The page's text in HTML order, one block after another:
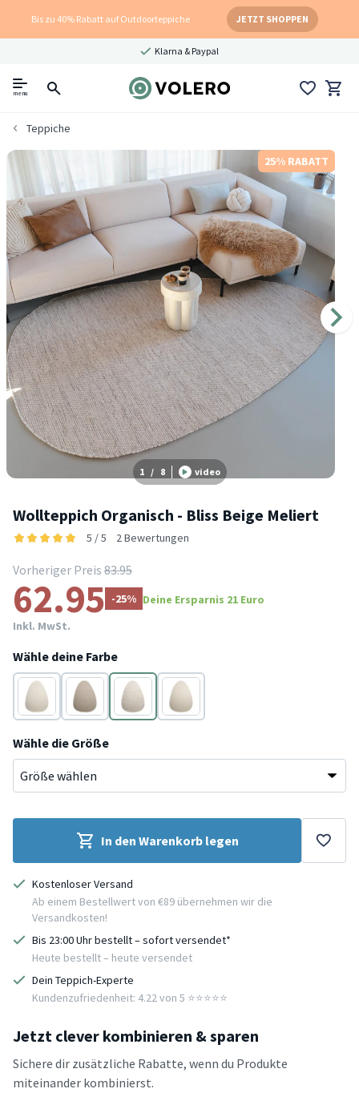
Bis zu 40% Rabatt auf Outdoorteppiche JETZT SHOPPEN
Klarna & Paypal
menu
Teppiche
25% RABATT
1 / 8 video
Wollteppich Organisch - Bliss Beige Meliert
5 / 5 2 Bewertungen
Vorheriger Preis 83.95
62.95 -25% Deine Ersparnis 21 Euro
Inkl. MwSt.
Wähle deine Farbe
Braun Beige Beige
Creme
Wähle die Größe
In den Warenkorb legen
Kostenloser Versand
Ab einem Bestellwert von €89 übernehmen wir die
Versandkosten!
Bis 23:00 Uhr bestellt – sofort versendet*
Heute bestellt – heute versendet
Dein Teppich-Experte
Kundenzufriedenheit: 4.22 von 5 ⭐️⭐️⭐️⭐️⭐️
Jetzt clever kombinieren & sparen
Sichere dir zusätzliche Rabatte, wenn du Produkte
miteinander kombinierst.